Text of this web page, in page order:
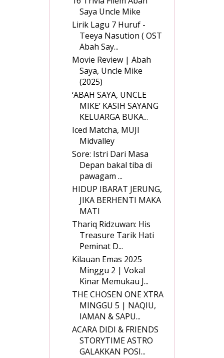
Saya Uncle Mike
Lirik Lagu 7 Huruf -
Teeya Nasution ( OST
Abah Say...
Movie Review | Abah
Saya, Uncle Mike
(2025)
‘ABAH SAYA, UNCLE
MIKE’ KASIH SAYANG
KELUARGA BUKA...
Iced Matcha, MUJI
Midvalley
Sore: Istri Dari Masa
Depan bakal tiba di
pawagam ...
HIDUP IBARAT JERUNG,
JIKA BERHENTI MAKA
MATI
Thariq Ridzuwan: His
Treasure Tarik Hati
Peminat D...
Kilauan Emas 2025
Minggu 2 | Vokal
Kinar Memukau J...
THE CHOSEN ONE XTRA
MINGGU 5 | NAQIU,
IAMAN & SAPU...
ACARA DIDI & FRIENDS
STORYTIME ASTRO
GALAKKAN POSI...